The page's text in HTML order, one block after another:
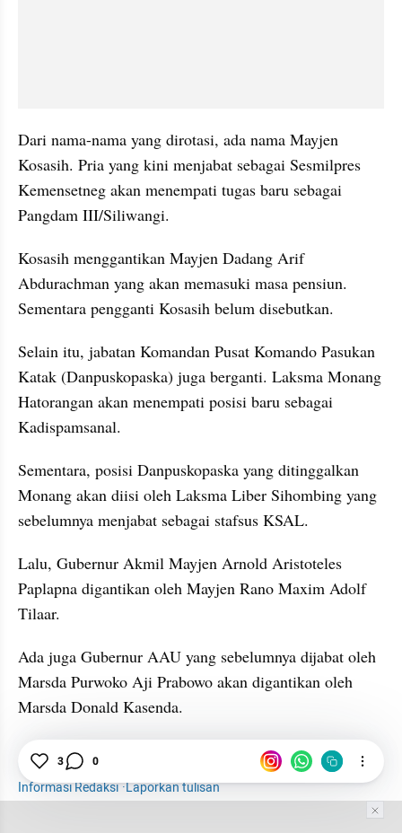
Dari nama-nama yang dirotasi, ada nama Mayjen
Kosasih. Pria yang kini menjabat sebagai Sesmilpres
Kemensetneg akan menempati tugas baru sebagai
Pangdam III/Siliwangi.
Kosasih menggantikan Mayjen Dadang Arif
Abdurachman yang akan memasuki masa pensiun.
Sementara pengganti Kosasih belum disebutkan.
Selain itu, jabatan Komandan Pusat Komando Pasukan
Katak (Danpuskopaska) juga berganti. Laksma Monang
Hatorangan akan menempati posisi baru sebagai
Kadispamsanal.
Sementara, posisi Danpuskopaska yang ditinggalkan
Monang akan diisi oleh Laksma Liber Sihombing yang
sebelumnya menjabat sebagai stafsus KSAL.
Lalu, Gubernur Akmil Mayjen Arnold Aristoteles
Paplapna digantikan oleh Mayjen Rano Maxim Adolf
Tilaar.
Ada juga Gubernur AAU yang sebelumnya dijabat oleh
Marsda Purwoko Aji Prabowo akan digantikan oleh
Marsda Donald Kasenda.
News Panglima TNI
Mutasi Pati TNI
Informasi Redaksi·Laporkan tulisan
3 0